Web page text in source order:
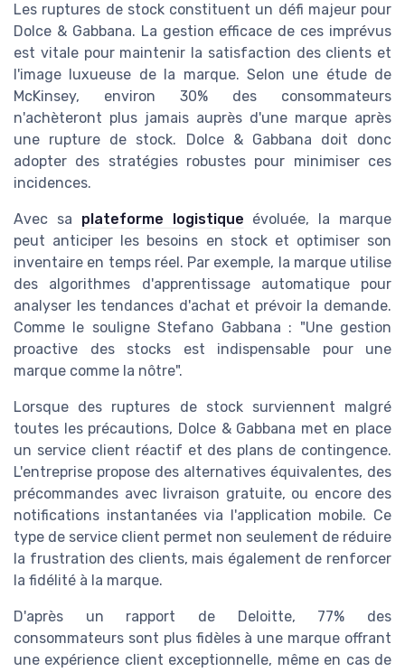
Les ruptures de stock constituent un défi majeur pour
Dolce & Gabbana. La gestion efficace de ces imprévus
est vitale pour maintenir la satisfaction des clients et
l'image luxueuse de la marque. Selon une étude de
McKinsey, environ 30% des consommateurs
n'achèteront plus jamais auprès d'une marque après
une rupture de stock. Dolce & Gabbana doit donc
adopter des stratégies robustes pour minimiser ces
incidences.
Avec sa plateforme logistique évoluée, la marque
peut anticiper les besoins en stock et optimiser son
inventaire en temps réel. Par exemple, la marque utilise
des algorithmes d'apprentissage automatique pour
analyser les tendances d'achat et prévoir la demande.
Comme le souligne Stefano Gabbana : "Une gestion
proactive des stocks est indispensable pour une
marque comme la nôtre".
Lorsque des ruptures de stock surviennent malgré
toutes les précautions, Dolce & Gabbana met en place
un service client réactif et des plans de contingence.
L'entreprise propose des alternatives équivalentes, des
précommandes avec livraison gratuite, ou encore des
notifications instantanées via l'application mobile. Ce
type de service client permet non seulement de réduire
la frustration des clients, mais également de renforcer
la fidélité à la marque.
D'après un rapport de Deloitte, 77% des
consommateurs sont plus fidèles à une marque offrant
une expérience client exceptionnelle, même en cas de